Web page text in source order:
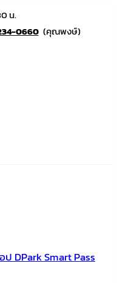
น.
0660 (คุณพงษ์)
DPark Smart Pass